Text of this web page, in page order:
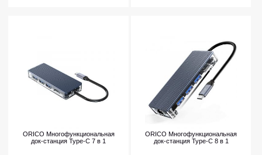
ORICO Многофункциональная
док-станция Type-C 7 в 1
ORICO Многофункциональная
док-станция Type-C 8 в 1